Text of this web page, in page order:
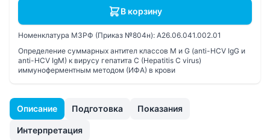
Описание Подготовка Показания
Интерпретация
В корзину
Номенклатура МЗРФ (Приказ №804н): A26.06.041.002.01
Определение суммарных антител классов M и G (anti-HCV IgG и
anti-HCV IgM) к вирусу гепатита C (Hepatitis C virus)
иммуноферментным методом (ИФА) в крови